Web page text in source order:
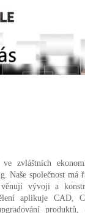
zvláštních
Naše společnost má
vývoji a
aplikuje CAD,